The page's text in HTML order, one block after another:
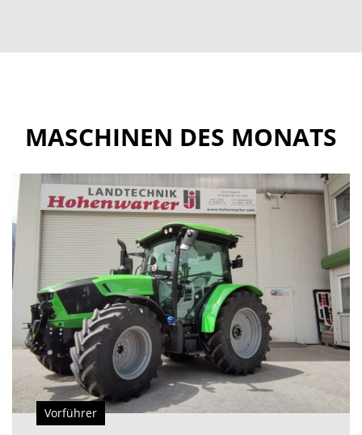
MASCHINEN DES MONATS
Vorführer